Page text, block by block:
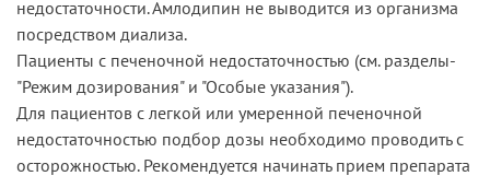
недостаточности. Амлодипин не выводится из организма
посредством диализа.
Пациенты­ с­ печеночной ­недостаточностью ­(см. ­разделы­
"Режим­ дозирования"­ и­ "Особые­ указания").
Для пациентов с легкой или умеренной печеночной
недостаточностью подбор дозы необходимо проводить с
осторожностью. Рекомендуется начинать прием препарата